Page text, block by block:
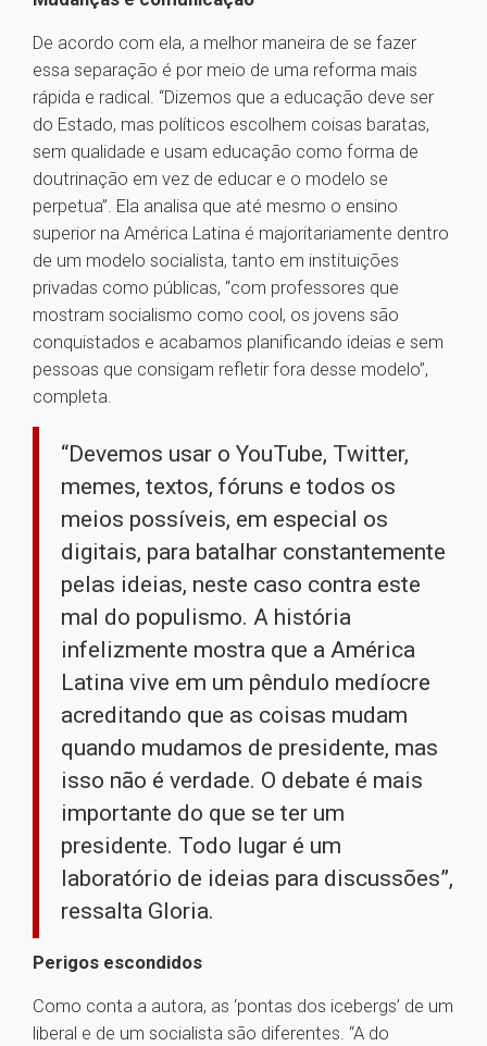
De acordo com ela, a melhor maneira de se fazer
essa separação é por meio de uma reforma mais
rápida e radical. “Dizemos que a educação deve ser
do Estado, mas políticos escolhem coisas baratas,
sem qualidade e usam educação como forma de
doutrinação em vez de educar e o modelo se
perpetua”. Ela analisa que até mesmo o ensino
superior na América Latina é majoritariamente dentro
de um modelo socialista, tanto em instituições
privadas como públicas, “com professores que
mostram socialismo como cool, os jovens são
conquistados e acabamos planificando ideias e sem
pessoas que consigam refletir fora desse modelo”,
completa.
“Devemos usar o YouTube, Twitter,
memes, textos, fóruns e todos os
meios possíveis, em especial os
digitais, para batalhar constantemente
pelas ideias, neste caso contra este
mal do populismo. A história
infelizmente mostra que a América
Latina vive em um pêndulo medíocre
acreditando que as coisas mudam
quando mudamos de presidente, mas
isso não é verdade. O debate é mais
importante do que se ter um
presidente. Todo lugar é um
laboratório de ideias para discussões”,
ressalta Gloria.
Perigos escondidos
Como conta a autora, as ‘pontas dos icebergs’ de um
liberal e de um socialista são diferentes. “A do